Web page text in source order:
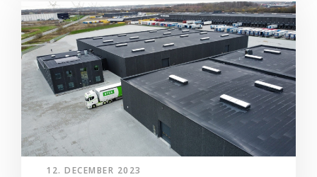
12. DECEMBER 2023